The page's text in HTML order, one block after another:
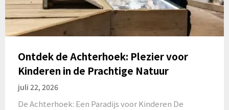
Ontdek de Achterhoek: Plezier voor
Kinderen in de Prachtige Natuur
juli 22, 2026
De Achterhoek: Een Paradijs voor Kinderen De